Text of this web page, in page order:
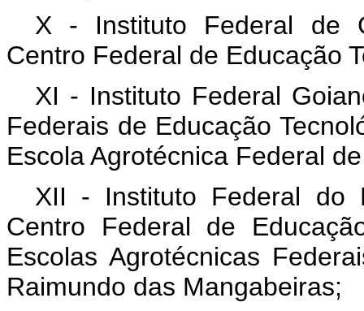
X - Instituto Federal de
Centro Federal de Educação
XI - Instituto Federal
Federais de Educação
Escola Agrotécnica Federal
XII - Instituto Federal do
Centro Federal de
Escolas Agrotécnicas
Raimundo das Mangabeiras;